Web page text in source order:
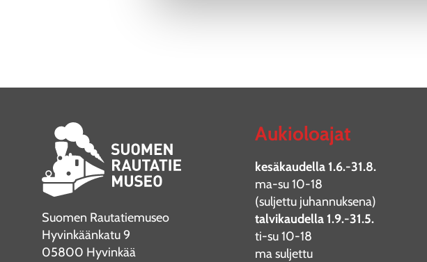
Suomen Rautatiemuseo
Hyvinkäänkatu 9
05800 Hyvinkää
Aukioloajat
kesäkaudella 1.6.-31.8.
ma-su 10-18
(suljettu juhannuksena)
talvikaudella 1.9.-31.5.
ti-su 10-18
ma suljettu